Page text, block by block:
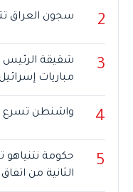
2 سجون العراق
3
شقيقة الرئيس
مباريات إسرائيل
4 واشنطن تسرع
5
حكومة نتنياهو
الثانية من